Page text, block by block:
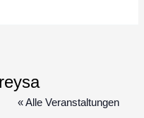
« Alle Veranstaltungen